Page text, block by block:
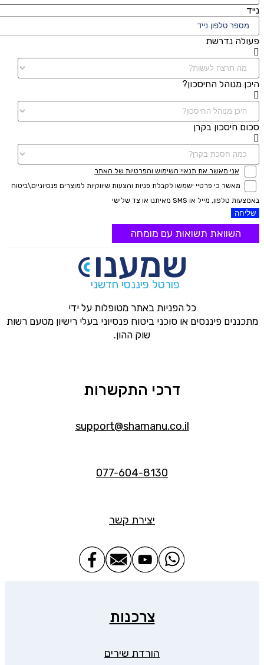
נייד
פעולה נדרשת
היכן מנוהל החיסכון?
סכום חיסכון בקרן
אני מאשר את תנאיי השימוש והפרטיות של האתר
מאשר כי פרטיי ישמשו לקבלת פניות והצעות שיווקיות למוצרים פנסיוניים\ביטוח
באמצעות טלפון, מייל או SMS מאיתנו או צד שלישי
שליחה
השוואת תשואות עם מומחה
פורטל פיננסי חדשני
כל הפניות באתר מטופלות על ידי
מתכננים פיננסים או סוכני ביטוח פנסיוני בעלי רישיון מטעם רשות
שוק ההון.
דרכי התקשרות
support@shamanu.co.il
077-604-8130
יצירת קשר
צרכנות
הורדת שירים